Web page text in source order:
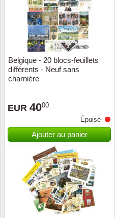
Belgique - 20 blocs-feuillets
différents - Neuf sans
charnière
EUR 4000
Épuisé
Ajouter au panier